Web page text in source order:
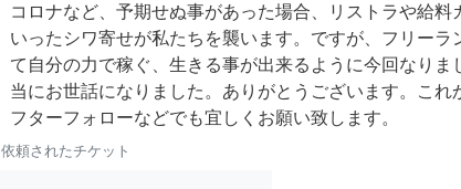
コロナなど、予期せぬ事があった場合、リストラや給料
いったシワ寄せが私たちを襲います。ですが、フリーラ
て自分の力で稼ぐ、生きる事が出来るように今回なりま
当にお世話になりました。ありがとうございます。これ
フターフォローなどでも宜しくお願い致します。
依頼されたチケット